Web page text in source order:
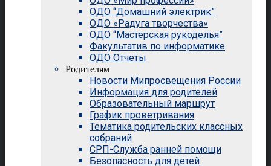
ОДО “Домашний электрик”
ОДО «Радуга творчества»
ОДО “Мастерская рукоделья”
Факультатив по информатике
ОДО Отчеты
Родителям
Новости Мипросвещения России
Информация для родителей
Образовательный маршрут
График проветривания
Тематика родительских классных
собраний
СРП-Служба ранней помощи
Безопасность для детей